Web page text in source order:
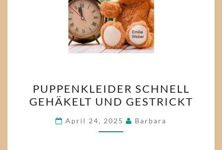
SCHNELL
GEHÄKELT
UND
GESTRICKT
PUPPENKLEIDER SCHNELL
GEHÄKELT UND GESTRICKT
April 24, 2025 Barbara